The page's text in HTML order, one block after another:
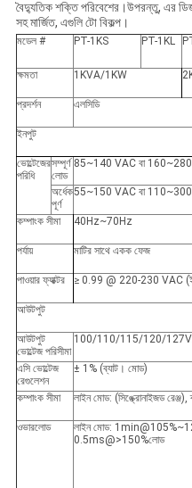
বৈদ্যুতিক শক্তি পরিবেশের।উপরন্তু, এর
সহ মার্জিত, এগুলি টো বিকল্প।
মডেল # PT-1KS PT-1KL
ক্ষমতা 1KVA/1KW
প্রদর্শন এলসিডি
ইনপুট
ভোল্টেজের
পরিধি
সম্পূর্ণ
লোড
85~140 VAC বা 160~280
অর্ধেক
পূর্ণ
55~150 VAC বা 110~300
কম্পাংক সীমা 40Hz~70Hz
পর্যায় মাটির সাথে একক ফেজ
পাওয়ার ফ্যাক্টর ≥ 0.99 @ 220-230 VAC
আউটপুট
আউটপুট
ভোল্টেজ পরিসীমা
100/110/115/120/
এসি ভোল্টেজ
রেগুলেশন
± 1% (ব্যাট। মোড)
কম্পাংক সীমা লাইন মোড: (সিঙ্ক্রোনাইজড
ওভারলোড
লাইন মোড:
0.5ms@>150%লোড